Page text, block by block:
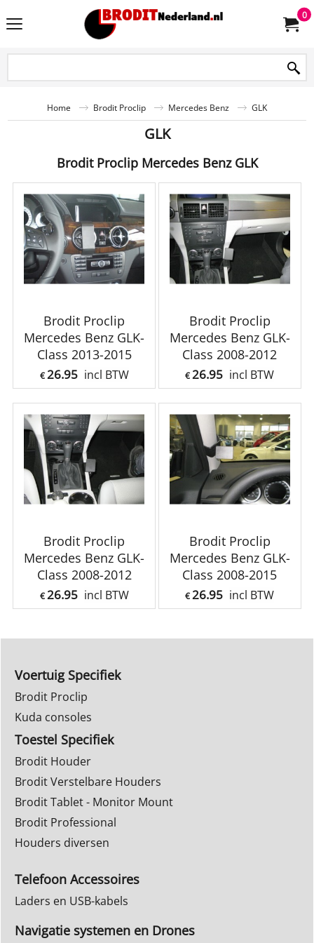
0
Home Brodit Proclip Mercedes Benz GLK
GLK
Brodit Proclip Mercedes Benz GLK
Brodit Proclip
Mercedes Benz GLK-
Class 2013-2015
€ 26.95 incl BTW
Brodit Proclip
Mercedes Benz GLK-
Class 2008-2012
€ 26.95 incl BTW
Brodit Proclip
Mercedes Benz GLK-
Class 2008-2012
€ 26.95 incl BTW
Brodit Proclip
Mercedes Benz GLK-
Class 2008-2015
€ 26.95 incl BTW
Voertuig Specifiek
Brodit Proclip
Kuda consoles
Toestel Specifiek
Brodit Houder
Brodit Verstelbare Houders
Brodit Tablet - Monitor Mount
Brodit Professional
Houders diversen
Telefoon Accessoires
Laders en USB-kabels
Navigatie systemen en Drones